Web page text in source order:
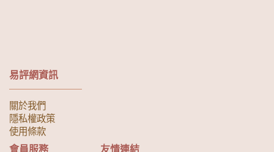
易評網資訊
關於我們
隱私權政策
使用條款
會員服務 友情連結